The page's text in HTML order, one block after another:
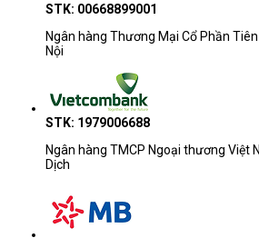
STK: 00668899001
Ngân hàng Thương Mại Cổ Phần
Nội
STK: 1979006688
Ngân hàng TMCP Ngoại thương Việt
Dịch